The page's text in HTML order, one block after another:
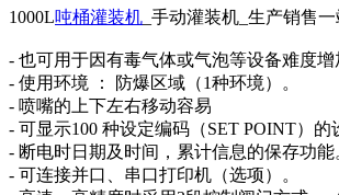
1000L吨桶灌装机 _手动灌装机_生产销售
- 也可用于因有毒气体或气泡等设备难度增
- 使用环境 ： 防爆区域（1种环境）。
- 喷嘴的上下左右移动容易
- 可显示100 种设定编码（SET POINT）的
- 断电时日期及时间，累计信息的保存功能
- 可连接并口、串口打印机（选项）。